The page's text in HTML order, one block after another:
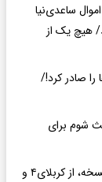
ساعدی‌نیا
هیچ یک از
صادر کرد!/
شوم برای
محسن رضایی؛ چند دهه جنجال‌آفرینی مرد هزار نسخه، از کربلای۴ و